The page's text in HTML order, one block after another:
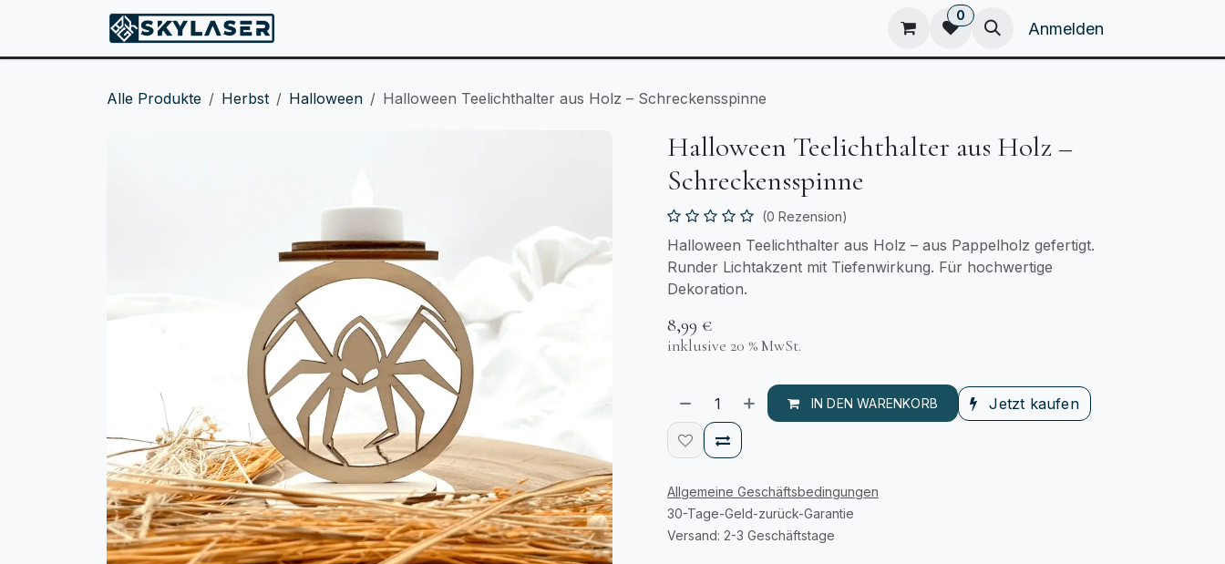
Kataloge Home
0
Anmelden
Alle Produkte Herbst Halloween Halloween Teelichthalter aus Holz – Schreckensspinne
Halloween Teelichthalter aus Holz –
Schreckensspinne
(0 Rezension)
Halloween Teelichthalter aus Holz – aus Pappelholz gefertigt.
Runder Lichtakzent mit Tiefenwirkung. Für hochwertige
Dekoration.
8,99 €
inklusive 20 % MwSt.
IN DEN WARENKORB Jetzt kaufen
Allgemeine Geschäftsbedingungen
30-Tage-Geld-zurück-Garantie
Versand: 2-3 Geschäftstage